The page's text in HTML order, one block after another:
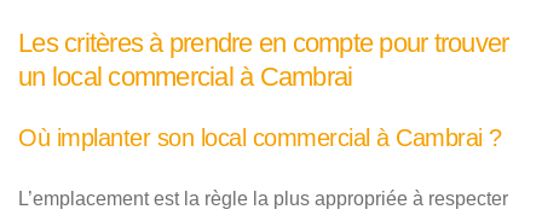
Les critères à prendre en compte pour trouver
un local commercial à Cambrai
Où implanter son local commercial à Cambrai ?
L’emplacement est la règle la plus appropriée à respecter